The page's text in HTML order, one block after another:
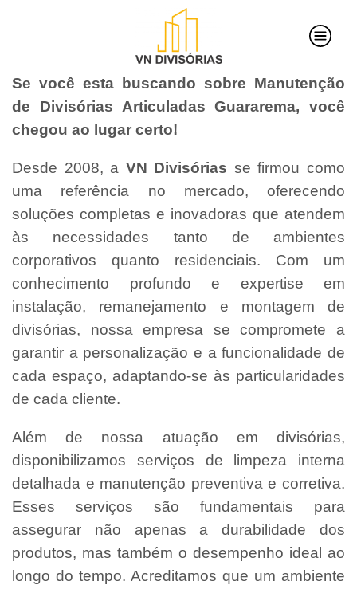
Se você esta buscando sobre Manutenção
de Divisórias Articuladas Guararema, você
chegou ao lugar certo!
Desde 2008, a VN Divisórias se firmou como
uma referência no mercado, oferecendo
soluções completas e inovadoras que atendem
às necessidades tanto de ambientes
corporativos quanto residenciais. Com um
conhecimento profundo e expertise em
instalação, remanejamento e montagem de
divisórias, nossa empresa se compromete a
garantir a personalização e a funcionalidade de
cada espaço, adaptando-se às particularidades
de cada cliente.
Além de nossa atuação em divisórias,
disponibilizamos serviços de limpeza interna
detalhada e manutenção preventiva e corretiva.
Esses serviços são fundamentais para
assegurar não apenas a durabilidade dos
produtos, mas também o desempenho ideal ao
longo do tempo. Acreditamos que um ambiente